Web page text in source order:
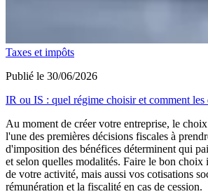
Taxes et impôts
Publié le 30/06/2026
IR ou IS : quel régime choisir et comment les
Au moment de créer votre entreprise, le
l'une des premières décisions fiscales à
d'imposition des bénéfices déterminent qui
et selon quelles modalités. Faire le bon
de votre activité, mais aussi vos cotisations
rémunération et la fiscalité en cas de cession.